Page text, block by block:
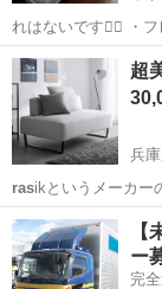
れはな
東京 杉並区
超
兵
rasikというメーカー
なります。 購入後3ヶ月で、ほぼ未使用ですがサイズが合わなかった
ため出品いたします。 脚は取り外しでき、ローソファとしても
いただけます。 （椅
兵庫 川西市
【
ー
完